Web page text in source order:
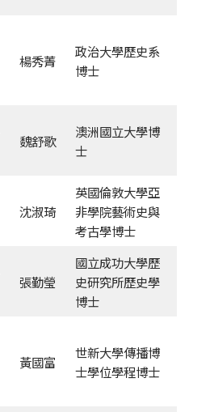
楊秀菁
政治大學歷史系
博士
魏舒歌
澳洲國立大學博
士
沈淑琦
英國倫敦大學亞
非學院藝術史與
考古學博士
張勤瑩
國立成功大學歷
史研究所歷史學
博士
黃國富
世新大學傳播博
士學位學程博士